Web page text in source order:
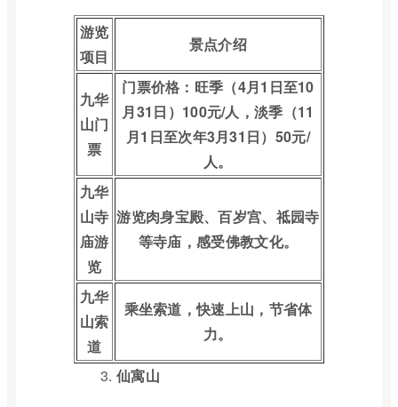
游览
项目
景点介绍
九华
山门
票
门票价格：旺季（4月1日至10
月31日）100元/人，淡季（11
月1日至次年3月31日）50元/
人。
九华
山寺
庙游
览
游览肉身宝殿、百岁宫、祗园寺
等寺庙，感受佛教文化。
九华
山索
道
乘坐索道，快速上山，节省体
力。
3. 仙寓山